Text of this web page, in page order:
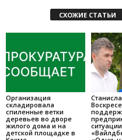
СХОЖИЕ СТАТЬИ
Организация
складировала
спиленные ветки
деревьев во дворе
жилого дома и на
детской площадке в